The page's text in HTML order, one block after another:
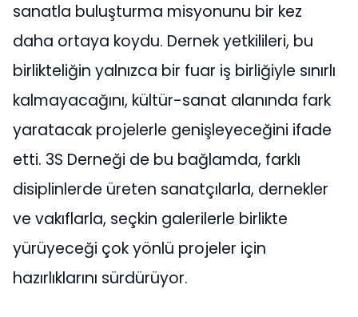
sanatla buluşturma misyonunu bir kez
daha ortaya koydu. Dernek yetkilileri, bu
birlikteliğin yalnızca bir fuar iş birliğiyle sınırlı
kalmayacağını, kültür-sanat alanında fark
yaratacak projelerle genişleyeceğini ifade
etti. 3S Derneği de bu bağlamda, farklı
disiplinlerde üreten sanatçılarla, dernekler
ve vakıflarla, seçkin galerilerle birlikte
yürüyeceği çok yönlü projeler için
hazırlıklarını sürdürüyor.